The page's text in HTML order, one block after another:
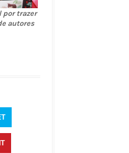
por trazer
autores